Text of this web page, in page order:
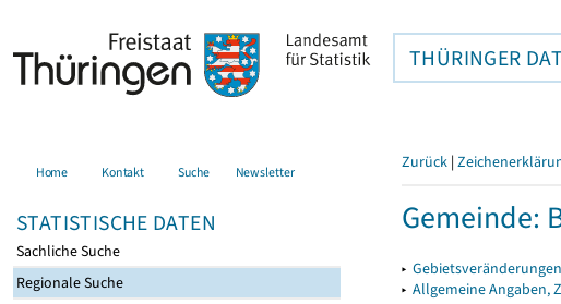
THÜRINGER
Home Kontakt Suche Newsletter
STATISTISCHE DATEN
Sachliche Suche
Regionale Suche
Zurück |
Gemeinde:
▸
▸ Allgemeine Angaben,